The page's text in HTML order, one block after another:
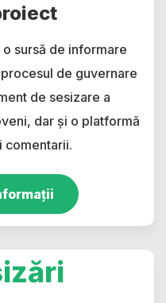
sursă de informare
de guvernare
de sesizare a
dar și o platformă
comentarii.